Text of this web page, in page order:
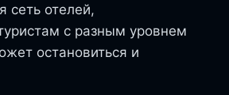
сеть отелей,
с разным уровнем
остановиться и